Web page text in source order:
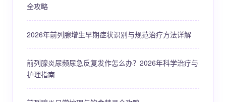
全攻略
2026年前列腺增生早期症状识别与规范治疗方法详解
前列腺炎尿频尿急反复发作怎么办？2026年科学治疗与
护理指南